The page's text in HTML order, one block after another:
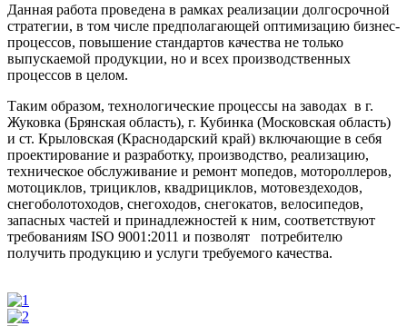
Данная работа проведена в рамках реализации долгосрочной
стратегии, в том числе предполагающей оптимизацию бизнес-
процессов, повышение стандартов качества не только
выпускаемой продукции, но и всех производственных
процессов в целом.
Таким образом, технологические процессы на заводах в г.
Жуковка (Брянская область), г. Кубинка (Московская область)
и ст. Крыловская (Краснодарский край) включающие в себя
проектирование и разработку, производство, реализацию,
техническое обслуживание и ремонт мопедов, мотороллеров,
мотоциклов, трициклов, квадрициклов, мотовездеходов,
снегоболотоходов, снегоходов, снегокатов, велосипедов,
запасных частей и принадлежностей к ним, соответствуют
требованиям ISO 9001:2011 и позволят потребителю
получить продукцию и услуги требуемого качества.